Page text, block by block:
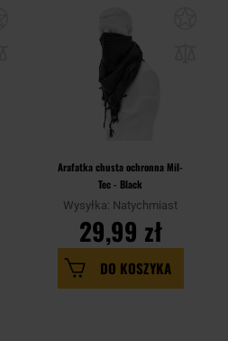
Arafatka chusta ochronna Mil-
Tec - Black
Wysyłka: Natychmiast
29,99 zł
DO KOSZYKA